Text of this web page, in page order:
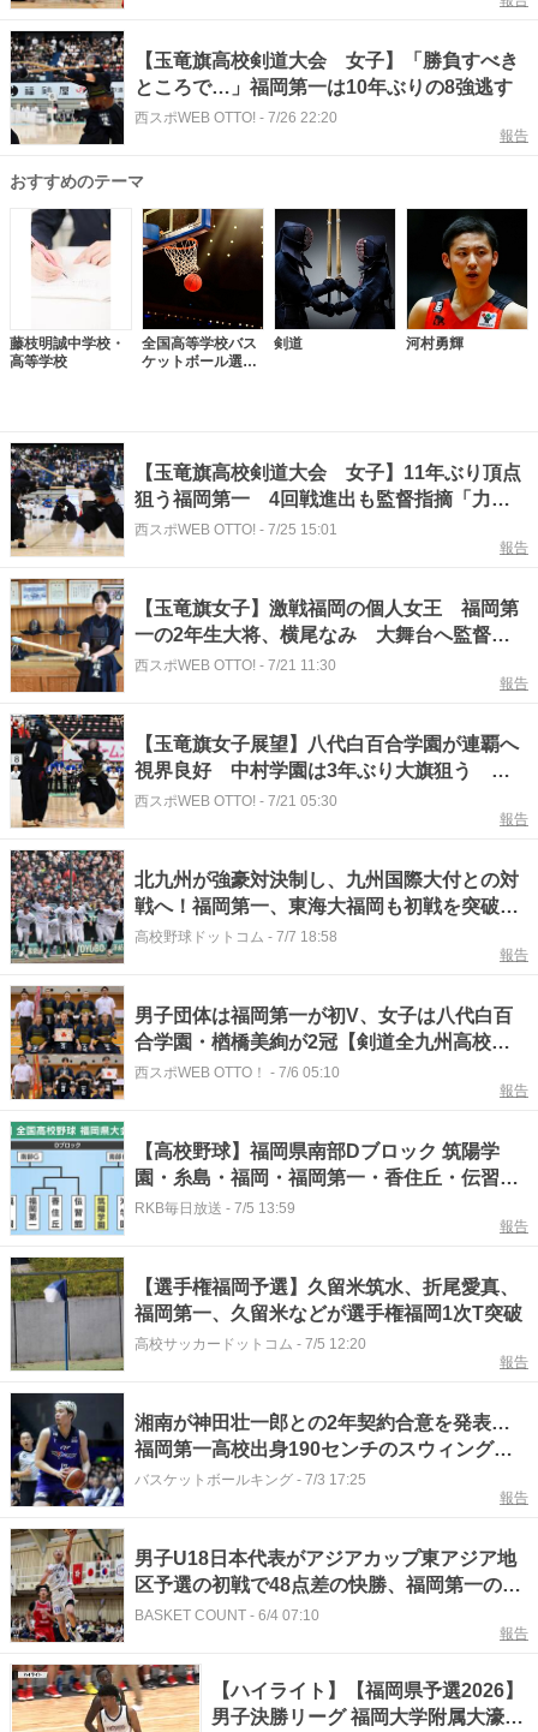
【玉竜旗高校剣道大会 女子】「勝負すべき
ところで…」福岡第一は10年ぶりの8強逃す
西スポWEB OTTO! - 7/26 22:20
報告
おすすめのテーマ
藤枝明誠中学校・
高等学校
全国高等学校バス
ケットボール選手
剣道 河村勇輝
【玉竜旗高校剣道大会 女子】11年ぶり頂点
狙う福岡第一 4回戦進出も監督指摘「力を
出し切る精神力を」
西スポWEB OTTO! - 7/25 15:01
報告
【玉竜旗女子】激戦福岡の個人女王 福岡第
一の2年生大将、横尾なみ 大舞台へ監督が
成長促す「癖を見抜いて」
西スポWEB OTTO! - 7/21 11:30
報告
【玉竜旗女子展望】八代白百合学園が連覇へ
視界良好 中村学園は3年ぶり大旗狙う 福
岡第一、筑紫台、明豊、守谷、東奥義塾など
西スポWEB OTTO! - 7/21 05:30
報告
北九州が強豪対決制し、九州国際大付との対
戦へ！福岡第一、東海大福岡も初戦を突破！
福岡大会【26年夏高校野球】
高校野球ドットコム - 7/7 18:58
報告
男子団体は福岡第一が初V、女子は八代白百
合学園・楢橋美絢が2冠【剣道全九州高校大
会】
西スポWEB OTTO！ - 7/6 05:10
報告
【高校野球】福岡県南部Dブロック 筑陽学
園・糸島・福岡・福岡第一・香住丘・伝習
館・沖学園・福岡常葉の登録メンバーとトー
RKB毎日放送 - 7/5 13:59
報告
【選手権福岡予選】久留米筑水、折尾愛真、
福岡第一、久留米などが選手権福岡1次T突破
高校サッカードットコム - 7/5 12:20
報告
湘南が神田壮一郎との2年契約合意を発表…
福岡第一高校出身190センチのスウィングマ
ンが新天地へ
バスケットボールキング - 7/3 17:25
報告
男子U18日本代表がアジアカップ東アジア地
区予選の初戦で48点差の快勝、福岡第一の久
我祐仁がゲームハイの22得点
BASKET COUNT - 6/4 07:10
報告
【ハイライト】【福岡県予選2026】
男子決勝リーグ 福岡大学附属大濠